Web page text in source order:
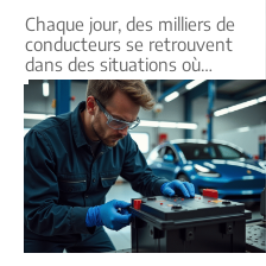
Chaque jour, des milliers de
conducteurs se retrouvent
dans des situations où…